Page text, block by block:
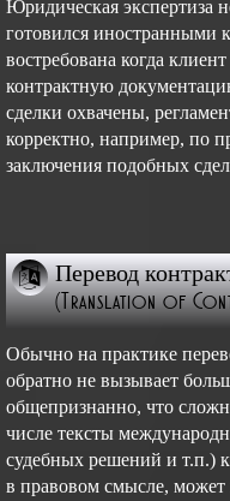
Юридическая экспертиза
готовился иностранными
востребована когда
контрактную
сделки охвачены,
корректно, например, по
заключения подобных
Перевод
(Translation of
Обычно на практике
обратно не вызывает
общепризнанно, что
числе тексты
судебных решений и т.п.)
в правовом смысле,